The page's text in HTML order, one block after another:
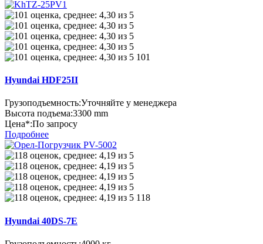
101
Hyundai HDF25II
Грузоподъемность:Уточняйте у менеджера
Высота подъема:3300 mm
Цена*:По запросу
Подробнее
118
Hyundai 40DS-7E